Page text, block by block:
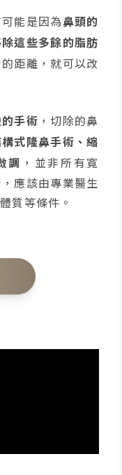
能是因為鼻頭的
這些多餘的脂肪
距離，就可以改
手術 ，切除的鼻
式隆鼻手術、縮
調 ，並非所有寬
應該由專業醫生
質等條件。